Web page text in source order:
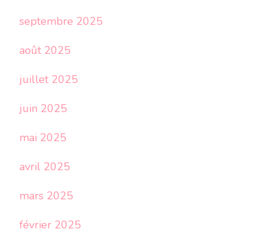
septembre 2025
août 2025
juillet 2025
juin 2025
mai 2025
avril 2025
mars 2025
février 2025